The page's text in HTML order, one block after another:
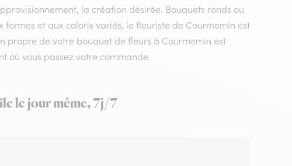
la création désirée. Bouquets ronds ou
et aux coloris variés, le fleuriste de Courmemin est
de votre bouquet de fleurs à Courmemin est
où vous passez votre commande.
le jour même, 7j/7